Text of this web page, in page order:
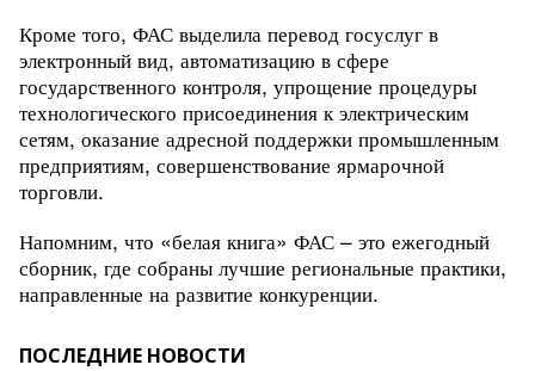
Кроме того, ФАС выделила перевод госуслуг в
электронный вид, автоматизацию в сфере
государственного контроля, упрощение процедуры
технологического присоединения к электрическим
сетям, оказание адресной поддержки промышленным
предприятиям, совершенствование ярмарочной
торговли.
Напомним, что «белая книга» ФАС – это ежегодный
сборник, где собраны лучшие региональные практики,
направленные на развитие конкуренции.
ПОСЛЕДНИЕ НОВОСТИ